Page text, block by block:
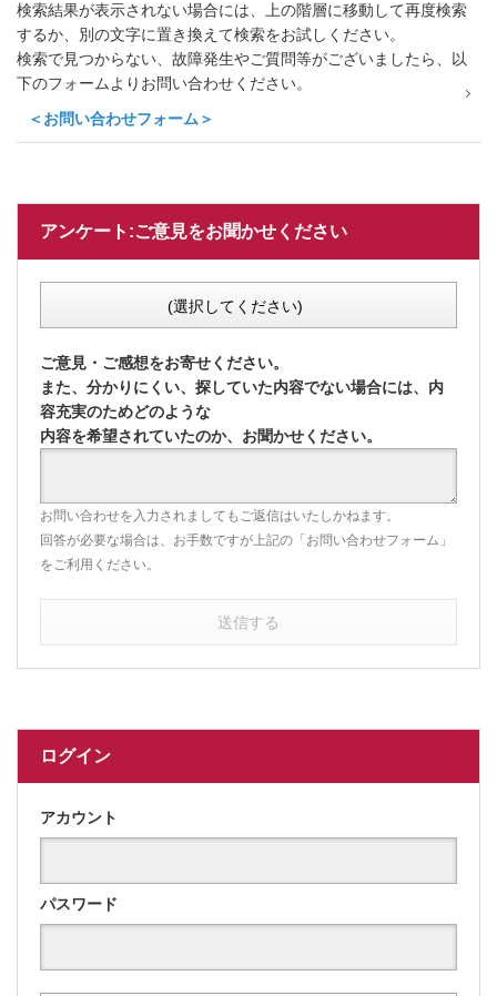
検索結果が表示されない場合には、上の階層に移動して再度検索
するか、別の文字に置き換えて検索をお試しください。
検索で見つからない、故障発生やご質問等がございましたら、以
下のフォームよりお問い合わせください。
＜お問い合わせフォーム＞
アンケート:ご意見をお聞かせください
(選択してください)
ご意見・ご感想をお寄せください。
また、分かりにくい、探していた内容でない場合には、内
容充実のためどのような
内容を希望されていたのか、お聞かせください。
お問い合わせを入力されましてもご返信はいたしかねます。
回答が必要な場合は、お手数ですが上記の「お問い合わせフォーム」
をご利用ください。
送信する
ログイン
アカウント
パスワード